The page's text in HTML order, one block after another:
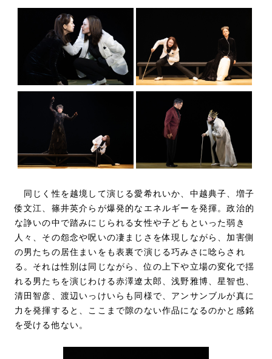
同じく性を越境して演じる愛希れいか、中越典子、増子
倭文江、篠井英介らが爆発的なエネルギーを発揮。政治的
な諍いの中で踏みにじられる女性や子どもといった弱き
人々、その怨念や呪いの凄まじさを体現しながら、加害側
の男たちの居住まいをも表裏で演じる巧みさに唸らされ
る。それは性別は同じながら、位の上下や立場の変化で揺
れる男たちを演じわける赤澤遼太郎、浅野雅博、星智也、
清田智彦、渡辺いっけいらも同様で、アンサンブルが真に
力を発揮すると、ここまで隙のない作品になるのかと感銘
を受ける他ない。